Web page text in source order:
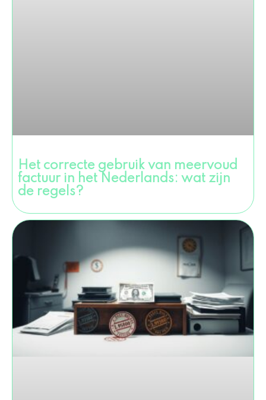
Het correcte gebruik van meervoud
factuur in het Nederlands: wat zijn
de regels?